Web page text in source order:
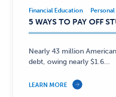
Financial
Education,
Personal
Finance
—
Financial Education
5 WAYS TO PAY OFF
Nearly 43 million
debt, owing nearly $1.6...
LEARN MORE